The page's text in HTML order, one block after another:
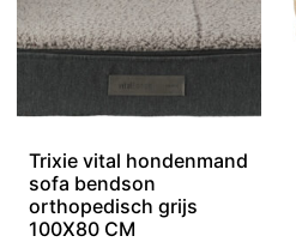
Trixie vital hondenmand
sofa bendson
orthopedisch grijs
100X80 CM